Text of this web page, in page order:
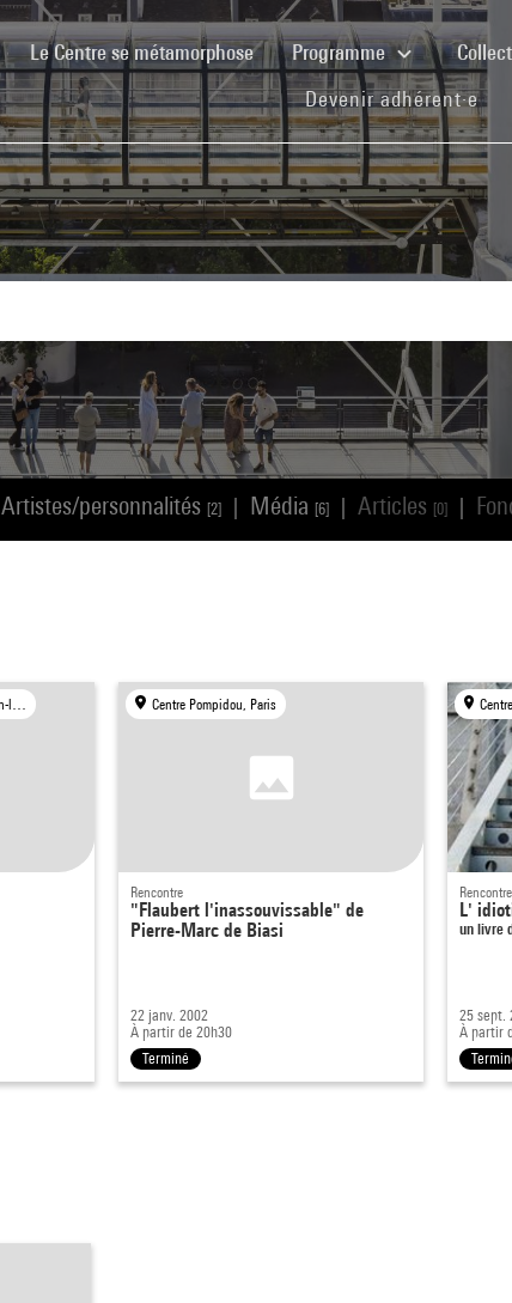
Le Centre se métamorphose(current)Programme
Devenir adhérent·e
Artistes/personnalités [2] Média [6] Articles [0]
Abbaye d'Ardenne, Saint-Germain-la-Blanche-Herbe Centre Pompidou, Paris
Rencontre
"Flaubert l'inassouvissable" de
Pierre-Marc de Biasi
22 janv. 2002
À partir de 20h30
Terminé
Rencontre
L'
un livre
25 sept.
À partir